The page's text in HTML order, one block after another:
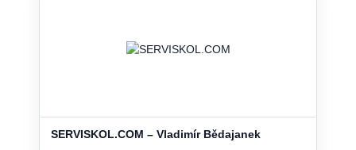
SERVISKOL.COM – Vladimír Bědajanek